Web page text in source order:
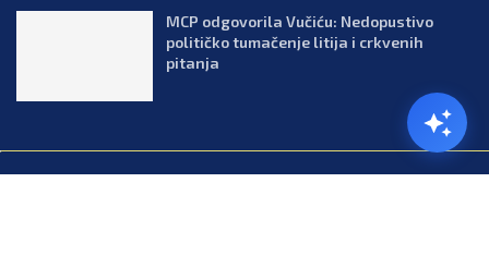
MCP odgovorila Vučiću: Nedopustivo
političko tumačenje litija i crkvenih
pitanja